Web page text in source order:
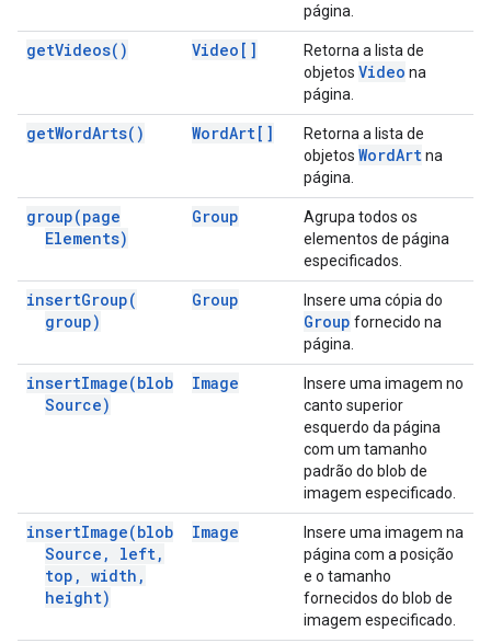
página.
getVideos( ) Video[]
Retorna a lista de
objetos Video na
página.
getWordArts( ) WordArt[]
Retorna a lista de
objetos WordArtna
página.
group(page
Elements)
Group
Agrupa todos os
elementos de página
especificados.
insertGroup(
group)
Group Insere uma cópia do
Group fornecido na
página.
insertImage(blob
Source)
Image
Insere uma imagem no
canto superior
esquerdo da página
com um tamanho
padrão do blob de
imagem especificado.
insertImage(blob
Source , left,
top , width ,
height)
Image
Insere uma imagem na
página com a posição
e o tamanho
fornecidos do blob de
imagem especificado.